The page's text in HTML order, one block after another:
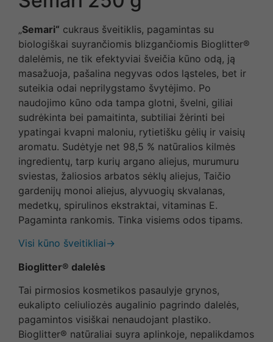
„Semari“ cukraus šveitiklis, pagamintas su
biologiškai suyrančiomis blizgančiomis Bioglitter®
dalelėmis, ne tik efektyviai šveičia kūno odą, ją
masažuoja, pašalina negyvas odos ląsteles, bet ir
suteikia odai neprilygstamo švytėjimo. Po
naudojimo kūno oda tampa glotni, švelni, giliai
sudrėkinta bei pamaitinta, subtiliai žėrinti bei
ypatingai kvapni maloniu, rytietišku gėlių ir vaisių
aromatu. Sudėtyje net 98,5 % natūralios kilmės
ingredientų, tarp kurių argano aliejus, murumuru
sviestas, žaliosios arbatos sėklų aliejus, Taičio
gardenijų monoi aliejus, alyvuogių skvalanas,
medetkų, spirulinos ekstraktai, vitaminas E.
Pagaminta rankomis. Tinka visiems odos tipams.
Visi kūno šveitikliai→
Bioglitter® dalelės
Tai pirmosios kosmetikos pasaulyje grynos,
eukalipto celiuliozės augalinio pagrindo dalelės,
pagamintos visiškai nenaudojant plastiko.
Bioglitter® natūraliai suyra aplinkoje, nepalikdamos